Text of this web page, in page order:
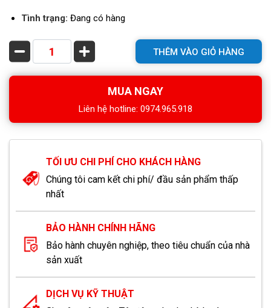
Tình trạng: Đang có hàng
THÊM VÀO GIỎ HÀNG
MUA NGAY
Liên hệ hotline: 0974.965.918
TỐI ƯU CHI PHÍ CHO KHÁCH HÀNG
Chúng tôi cam kết chi phí/ đầu sản phẩm thấp
nhất
BẢO HÀNH CHÍNH HÃNG
Bảo hành chuyên nghiệp, theo tiêu chuẩn của nhà
sản xuất
DỊCH VỤ KỸ THUẬT